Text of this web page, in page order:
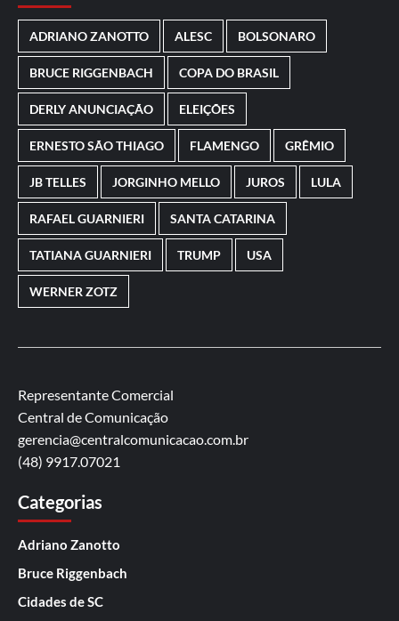
ADRIANO ZANOTTO ALESC BOLSONARO
BRUCE RIGGENBACH COPA DO BRASIL
DERLY ANUNCIAÇÃO ELEIÇÕES
ERNESTO SÃO THIAGO FLAMENGO GRÊMIO
JB TELLES JORGINHO MELLO JUROS LULA
RAFAEL GUARNIERI SANTA CATARINA
TATIANA GUARNIERI TRUMP USA
WERNER ZOTZ
Representante Comercial
Central de Comunicação
gerencia@centralcomunicacao.com.br
(48) 9917.07021
Categorias
Adriano Zanotto
Bruce Riggenbach
Cidades de SC